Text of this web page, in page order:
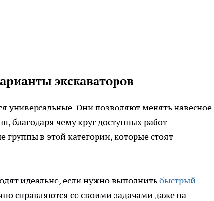
экскаваторов
универсальные. Они позволяют менять навесное
благодаря чему круг доступных работ
группы в этой категории, которые стоят
идеально, если нужно выполнитьбыстрый
справляются со своими задачами даже на